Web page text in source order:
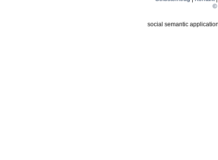
©
social semantic